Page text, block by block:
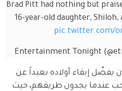
Brad Pitt had nothing but
16-year-old daughter, Shiloh,
pic.twitter.com/
يفضّل إبقاء أولاده بعيداً عن
عندما يجدون طريقهم، حيث